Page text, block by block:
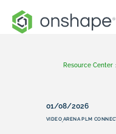
Resource Center
01/08/2026
VIDEO,ARENA PLM